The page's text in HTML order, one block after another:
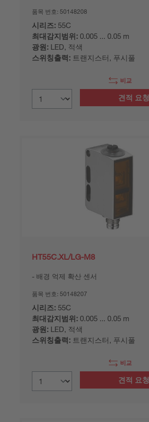
품목 번호: 50148208
시리즈: 55C
최대감지범위: 0.005 ... 0.05 m
광원: LED, 적색
스위칭출력: 트랜지스터, 푸시풀
비교
견적 요청
HT55C.XL/LG-M8
배경 억제 확산 센서
품목 번호: 50148207
시리즈: 55C
최대감지범위: 0.005 ... 0.05 m
광원: LED, 적색
스위칭출력: 트랜지스터, 푸시풀
비교
견적 요청